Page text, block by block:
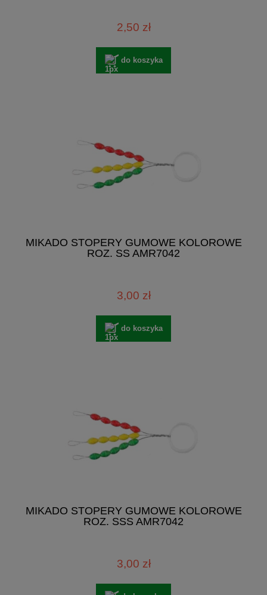
2,50 zł
do koszyka
MIKADO STOPERY GUMOWE KOLOROWE
ROZ. SS AMR7042
3,00 zł
do koszyka
MIKADO STOPERY GUMOWE KOLOROWE
ROZ. SSS AMR7042
3,00 zł